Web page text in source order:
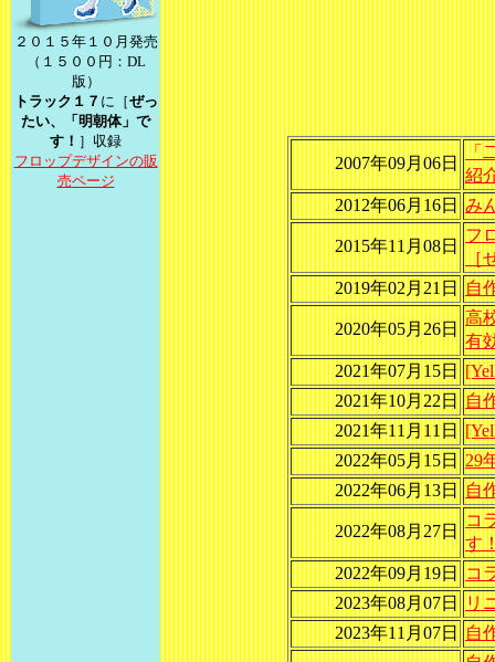
２０１５年１０月発売
（１５００円：DL
版）
トラック１７ に［ぜっ
たい、「明朝体」で
す！ ］ 収録
フロップデザインの販
売ページ
2007年09月06日
紹
2012年06月16日 み
2015年11月08日
フ
［
2019年02月21日
自
2020年05月26日
高
有
2021年07月15日
2021年10月22日
自
2021年11月11日
2022年05月15日
29
2022年06月13日
自
2022年08月27日
コ
す
2022年09月19日
コ
2023年08月07日
リ
2023年11月07日
自